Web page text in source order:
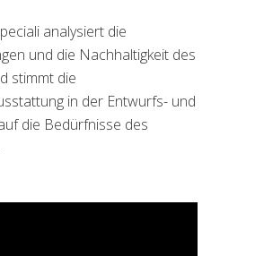
analysiert die
und die Nachhaltigkeit des
stimmt die
in der Entwurfs- und
die Bedürfnisse des